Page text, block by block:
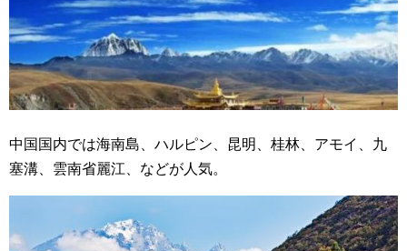
中国国内では海南島、ハルピン、昆明、桂林、アモイ、九
塞溝、雲南省麗江、などが人気。